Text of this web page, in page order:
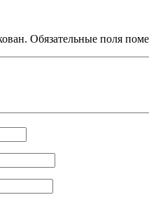
Обязательные поля